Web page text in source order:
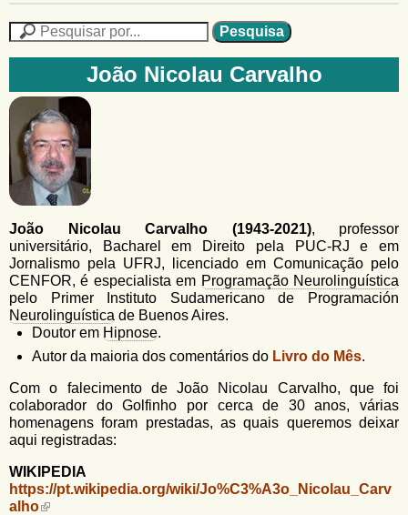
n
h
o
n
M
u
F
r
m
u
l
á
r
i
o
d
e
b
u
s
c
a
e
u
a
n
o
G
o
l
f
i
n
h
o
João Nicolau Carvalho
João Nicolau Carvalho (1943-2021), professor
universitário, Bacharel em Direito pela PUC-RJ e em
Jornalismo pela UFRJ, licenciado em Comunicação pelo
CENFOR, é especialista em Programação Neurolinguística
pelo Primer Instituto Sudamericano de Programación
Neurolinguística de Buenos Aires.
Doutor em Hipnose.
Autor da maioria dos comentários do Livro do Mês.
Com o falecimento de João Nicolau Carvalho, que foi
colaborador do Golfinho por cerca de 30 anos, várias
homenagens foram prestadas, as quais queremos deixar
aqui registradas:
WIKIPEDIA
https://pt.wikipedia.org/wiki/Jo%C3%A3o_Nicolau_Carv
alho